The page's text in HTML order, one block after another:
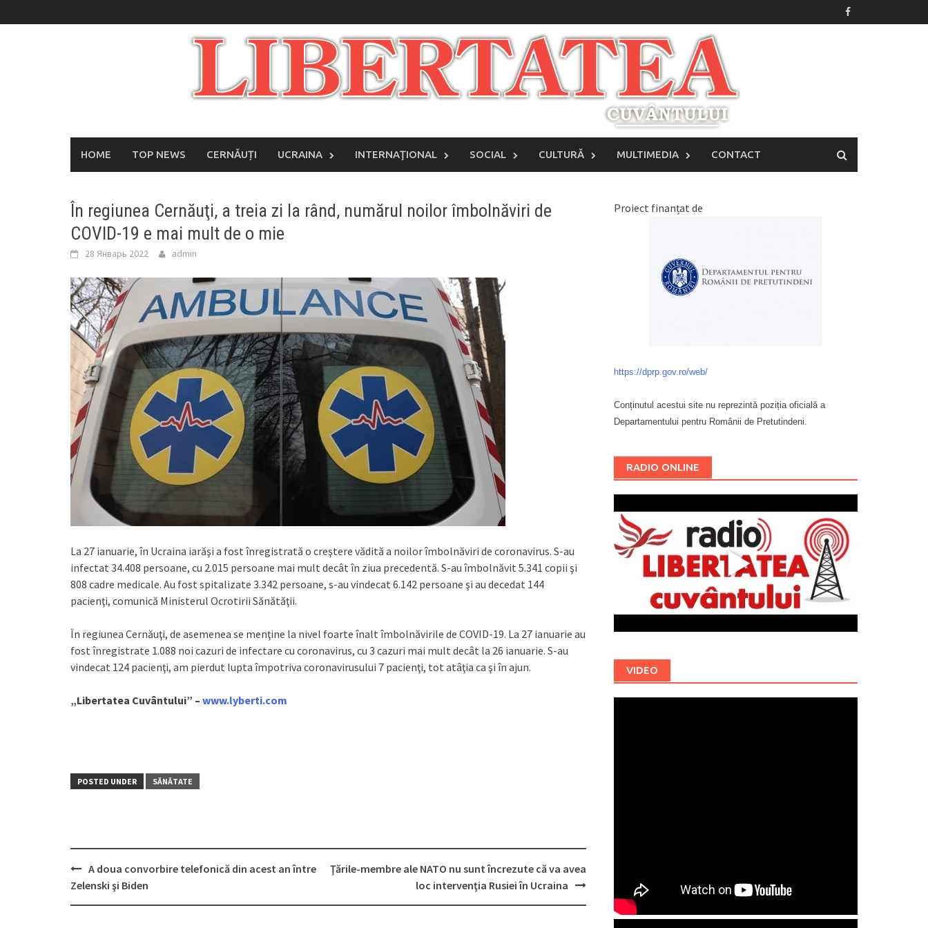
to
HOME TOP NEWS CERNĂUȚI UCRAINA INTERNAŢIONAL SOCIAL CULTURĂ MULTIMEDIA CONTACT
În regiunea Cernăuţi, a treia zi la rând, numărul noilor îmbolnăviri de
COVID-19 e mai mult de o mie
28 Январь 2022 admin
La 27 ianuarie, în Ucraina iarăşi a fost înregistrată o creştere vădită a noilor îmbolnăviri de coronavirus. S-au
infectat 34.408 persoane, cu 2.015 persoane mai mult decât în ziua precedentă. S-au îmbolnăvit 5.341 copii şi
808 cadre medicale. Au fost spitalizate 3.342 persoane, s-au vindecat 6.142 persoane şi au decedat 144
pacienţi, comunică Ministerul Ocrotirii Sănătăţii.
În regiunea Cernăuţi, de asemenea se menţine la nivel foarte înalt îmbolnăvirile de COVID-19. La 27 ianuarie au
fost înregistrate 1.088 noi cazuri de infectare cu coronavirus, cu 3 cazuri mai mult decât la 26 ianuarie. S-au
vindecat 124 pacienţi, am pierdut lupta împotriva coronavirusului 7 pacienţi, tot atâţia ca şi în ajun.
„Libertatea Cuvântului” – www.lyberti.com
POSTED UNDER SĂNĂTATE
Post
navigation
A doua convorbire telefonică din acest an între
Zelenski şi Biden
Ţările-membre ale NATO nu sunt încrezute că va avea
loc intervenţia Rusiei în Ucraina
Proiect finanțat de
https://dprp.gov.ro/web/
Conținutul acestui site nu reprezintă poziția oficială a
Departamentului pentru Românii de Pretutindeni.
RADIO ONLINE
VIDEO